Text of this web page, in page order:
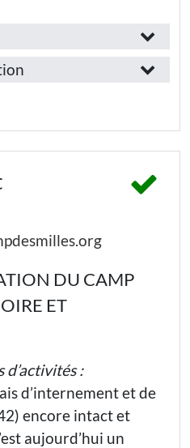
DU CAMP
ET
:
d’internement et de
encore intact et
aujourd’hui un